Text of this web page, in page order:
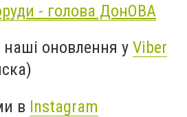
- голова ДонОВА
наші оновлення у Viber
в Instagram